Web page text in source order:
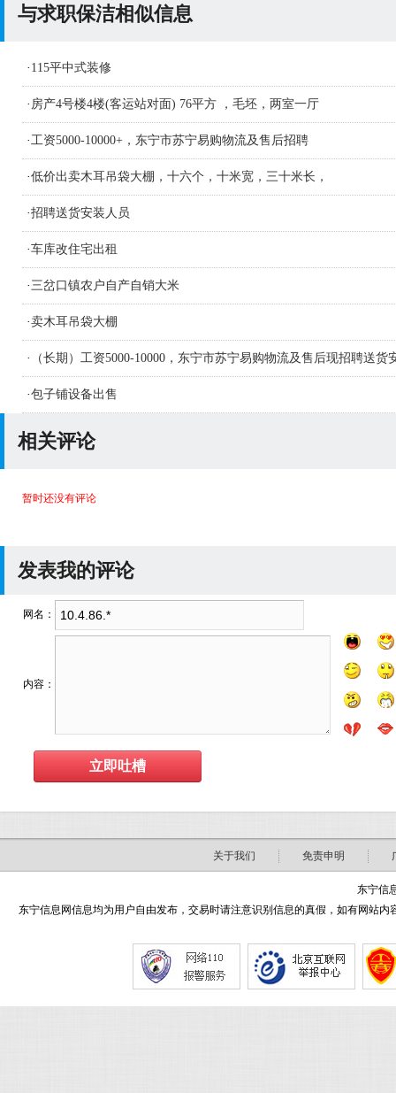
与求职保洁相似信息
· 115平中式装修
· 房产4号楼4楼(客运站对面) 76平方 ，毛坯，两室一厅
·工资5000-10000+，东宁市苏宁易购物流及售后招聘
·低价出卖木耳吊袋大棚，十六个，十米宽，三十米长，
·招聘送货安装人员
·车库改住宅出租
·三岔口镇农户自产自销大米
·卖木耳吊袋大棚
·
（长期）工资5000-10000，东宁市苏宁易购物流及售后现招聘送货
人员及学徒若干名
·包子铺设备出售
相关评论
暂时还没有评论
发表我的评论
网名：
内容：
关于我们 免责申明
东宁信
东宁信息网信息均为用户自由发布，交易时请注意识别信息的真假，如有网站内